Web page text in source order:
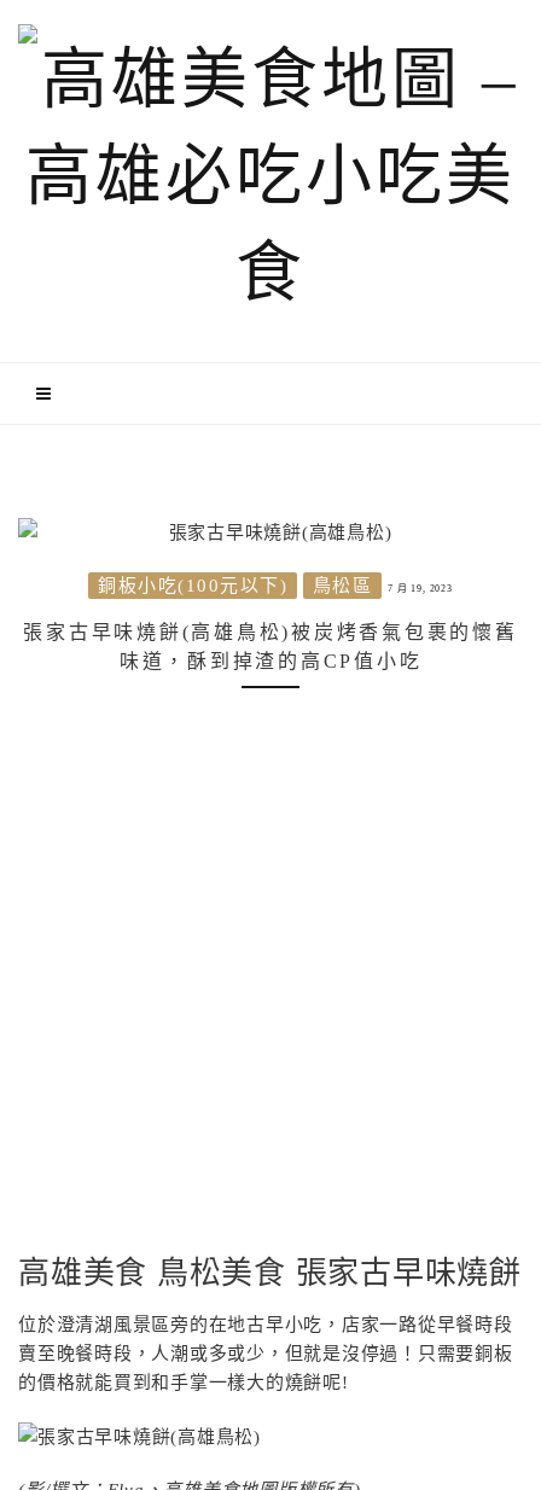
銅板小吃(100元以下) 鳥松區 7 月 19, 2023
張家古早味燒餅(高雄鳥松)被炭烤香氣包裹的懷舊
味道，酥到掉渣的高CP值小吃
高雄美食 鳥松美食 張家古早味燒餅
位於澄清湖風景區旁的在地古早小吃，店家一路從早餐時段
賣至晚餐時段，人潮或多或少，但就是沒停過！只需要銅板
的價格就能買到和手掌一樣大的燒餅呢!